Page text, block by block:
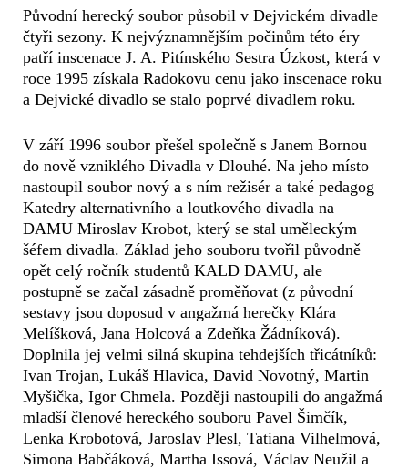
Původní herecký soubor působil v Dejvickém divadle
čtyři sezony. K nejvýznamnějším počinům této éry
patří inscenace J. A. Pitínského Sestra Úzkost, která v
roce 1995 získala Radokovu cenu jako inscenace roku
a Dejvické divadlo se stalo poprvé divadlem roku.
V září 1996 soubor přešel společně s Janem Bornou
do nově vzniklého Divadla v Dlouhé. Na jeho místo
nastoupil soubor nový a s ním režisér a také pedagog
Katedry alternativního a loutkového divadla na
DAMU Miroslav Krobot, který se stal uměleckým
šéfem divadla. Základ jeho souboru tvořil původně
opět celý ročník studentů KALD DAMU, ale
postupně se začal zásadně proměňovat (z původní
sestavy jsou doposud v angažmá herečky Klára
Melíšková, Jana Holcová a Zdeňka Žádníková).
Doplnila jej velmi silná skupina tehdejších třicátníků:
Ivan Trojan, Lukáš Hlavica, David Novotný, Martin
Myšička, Igor Chmela. Později nastoupili do angažmá
mladší členové hereckého souboru Pavel Šimčík,
Lenka Krobotová, Jaroslav Plesl, Tatiana Vilhelmová,
Simona Babčáková, Martha Issová, Václav Neužil a